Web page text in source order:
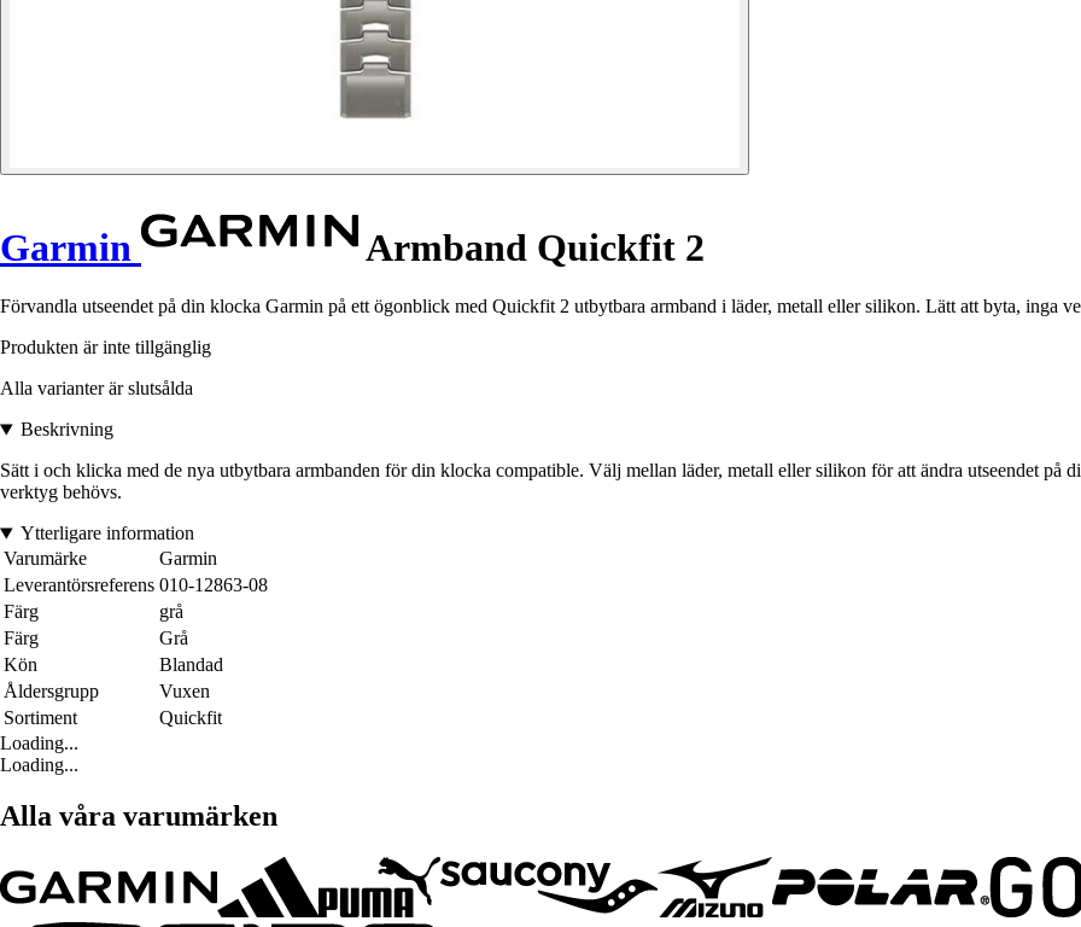
Garmin Armband Quickfit 2
Förvandla utseendet på din klocka Garmin på ett ögonblick med Quickfit 2 utbytbara armband i läder, metall eller silikon. Lätt att byta, inga
Produkten är inte tillgänglig
Alla varianter är slutsålda
Beskrivning
Sätt i och klicka med de nya utbytbara armbanden för din klocka compatible. Välj mellan läder, metall eller silikon för att ändra utseendet på
verktyg behövs.
Ytterligare information
Varumärke
Garmin
Leverantörsreferens 010-12863-08
Färg
grå
Färg
Grå
Kön
Blandad
Åldersgrupp
Vuxen
Sortiment
Quickfit
Loading...
Loading...
Alla våra varumärken